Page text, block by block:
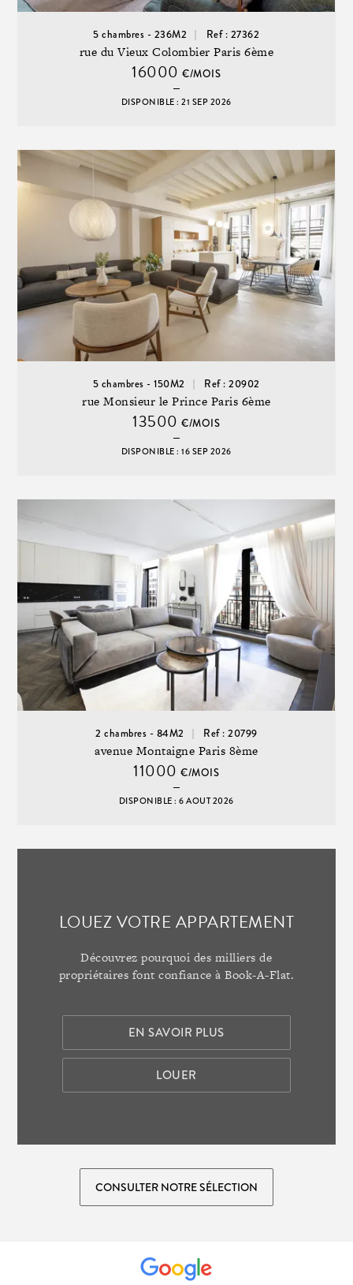
5 chambres - 236M2 Ref : 27362
rue du Vieux Colombier Paris 6ème
16000€/MOIS
DISPONIBLE : 21 SEP 2026
5 chambres - 150M2 Ref : 20902
rue Monsieur le Prince Paris 6ème
13500€/MOIS
DISPONIBLE : 16 SEP 2026
2 chambres - 84M2 Ref : 20799
avenue Montaigne Paris 8ème
11000€/MOIS
DISPONIBLE : 6 AOUT 2026
LOUEZ VOTRE APPARTEMENT
Découvrez pourquoi des milliers de
propriétaires font confiance à Book-A-Flat.
EN SAVOIR PLUS
LOUER
CONSULTER NOTRE SÉLECTION